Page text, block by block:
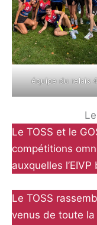
équipe du relais
Le TOSS et le
compétitions
auxquelles
Le TOSS
venus de toute la